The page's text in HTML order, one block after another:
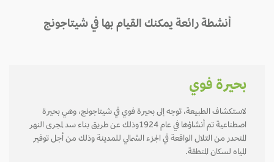
أنشطة رائعة يمكنك القيام بها في شيتاجونج
بحيرة فوي
لاستكشاف الطبيعة، توجه إلى بحيرة فوي في شيتاجونج، وهي بحيرة
اصطناعية تم أنشاؤها في عام 1924وذلك عن طريق بناء سد لمجرى النهر
المنحدر من التلال الواقعة في الجزء الشمالي للمدينة وذلك من أجل توفير
المياه لسكان المنطقة.